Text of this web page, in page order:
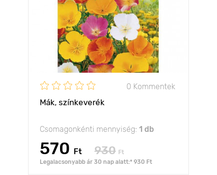
0 Kommentek
Mák, színkeverék
Csomagonkénti mennyiség: 1 db
570 Ft 930 Ft
Legalacsonyabb ár 30 nap alatt:* 930 Ft